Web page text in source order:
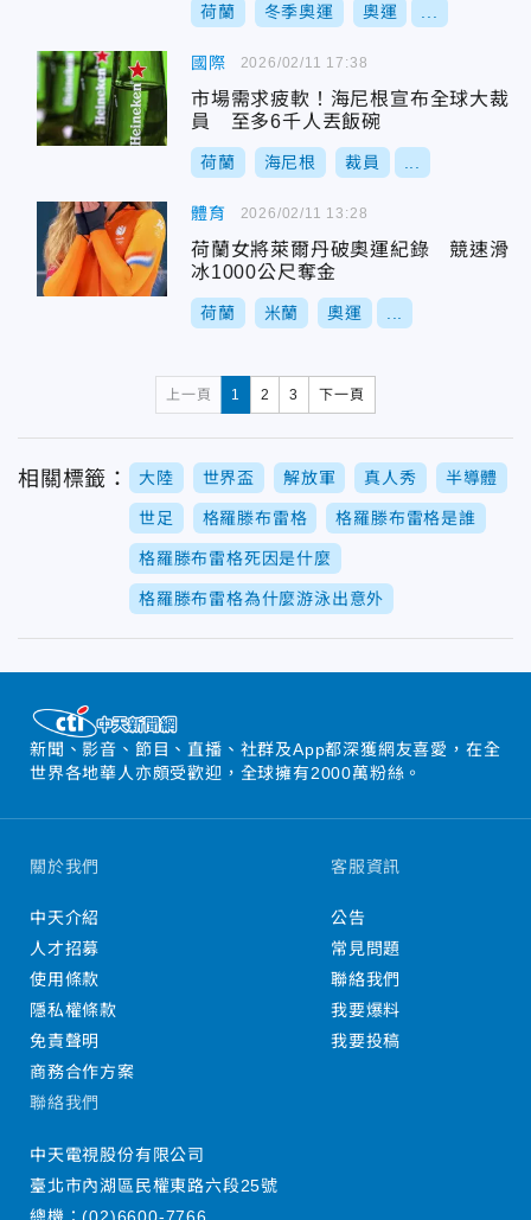
荷蘭 冬季奧運 奧運
國際
市場需求疲軟！海尼根宣布全球大裁
員 至多6千人丟飯碗
荷蘭 海尼根 裁員
2026/02/11 17:38
體育
荷蘭女將萊爾丹破奧運紀錄 競速滑
冰1000公尺奪金
荷蘭 米蘭 奧運
2026/02/11 13:28
上一頁 1 2 3 下一頁
相關標籤： 大陸 世界盃 解放軍 真人秀 半導體
世足 格羅滕布雷格 格羅滕布雷格是誰
格羅滕布雷格死因是什麼
格羅滕布雷格為什麼游泳出意外
新聞、影音、節目、直播、社群及App都深獲網友喜愛，在全
世界各地華人亦頗受歡迎，全球擁有2000萬粉絲。
關於我們
中天介紹
人才招募
使用條款
隱私權條款
免責聲明
商務合作方案
客服資訊
公告
常見問題
聯絡我們
我要爆料
我要投稿
聯絡我們
中天電視股份有限公司
臺北市內湖區民權東路六段25號